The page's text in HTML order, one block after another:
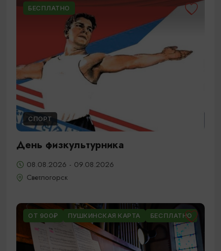
БЕСПЛАТНО
СПОРТ
День физкультурника
08.08.2026 - 09.08.2026
Светлогорск
ОТ 900₽ ПУШКИНСКАЯ КАРТА БЕСПЛАТНО